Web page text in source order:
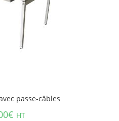
passe-câbles
€ HT